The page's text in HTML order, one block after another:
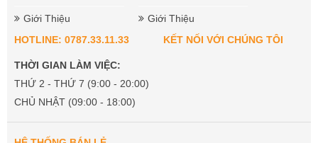
Giới Thiệu
Giới Thiệu
HOTLINE: 0787.33.11.33
THỜI GIAN LÀM VIỆC:
THỨ 2 - THỨ 7 (9:00 - 20:00)
CHỦ NHẬT (09:00 - 18:00)
KẾT NỐI VỚI CHÚNG TÔI